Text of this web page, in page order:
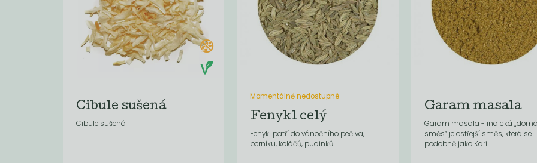
Cibule sušená
Cibule sušená
Momentálně nedostupné
Fenykl celý
Fenykl patří do vánočního pečiva,
perníku, koláčů, pudinků.
Garam masala
Garam masala - indická
směs“ je ostřejší směs, která se
podobně jako Kari...